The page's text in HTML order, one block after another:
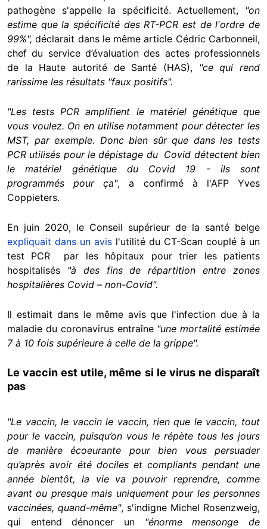
pathogène s'appelle la spécificité. Actuellement, "on
estime que la spécificité des RT-PCR est de l'ordre de
99%", déclarait dans le même article Cédric Carbonneil,
chef du service d’évaluation des actes professionnels
de la Haute autorité de Santé (HAS), "ce qui rend
rarissime les résultats "faux positifs".
"Les tests PCR amplifient le matériel génétique que
vous voulez. On en utilise notamment pour détecter les
MST, par exemple. Donc bien sûr que dans les tests
PCR utilisés pour le dépistage du Covid détectent bien
le matériel génétique du Covid 19 - ils sont
programmés pour ça", a confirmé à l'AFP Yves
Coppieters.
En juin 2020, le Conseil supérieur de la santé belge
expliquait dans un avis l'utilité du CT-Scan couplé à un
test PCR par les hôpitaux pour trier les patients
hospitalisés "à des fins de répartition entre zones
hospitalières Covid – non-Covid".
Il estimait dans le même avis que l'infection due à la
maladie du coronavirus entraîne "une mortalité estimée
7 à 10 fois supérieure à celle de la grippe".
Le vaccin est utile, même si le virus ne disparaît
pas
"Le vaccin, le vaccin le vaccin, rien que le vaccin, tout
pour le vaccin, puisqu’on vous le répète tous les jours
de manière écoeurante pour bien vous persuader
qu’après avoir été dociles et compliants pendant une
année bientôt, la vie va pouvoir reprendre, comme
avant ou presque mais uniquement pour les personnes
vaccinées, quand-même", s'indigne Michel Rosenzweig,
qui entend dénoncer un "énorme mensonge de